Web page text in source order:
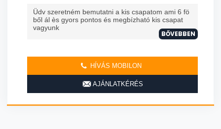
Üdv szeretném bemutatni a kis csapatom ami 6 fö
ből ál ès gyors pontos és megbízható kis csapat
vagyunk
BŐVEBBEN
HÍVÁS MOBILON
AJÁNLATKÉRÉS